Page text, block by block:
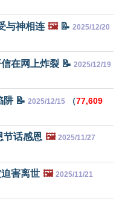
与神相连 🖼️📝 2025/12/20
在网上炸裂 📝 2025/12/19
阱 📝 2025/12/15 （77,609
节话感恩 🖼️ 2025/11/27
害离世 🖼️ 2025/11/21